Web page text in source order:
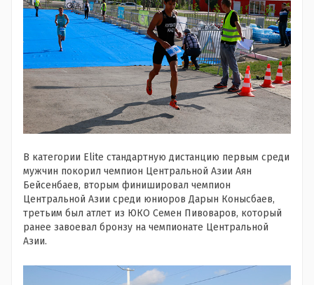
В категории Elite стандартную дистанцию первым среди
мужчин покорил чемпион Центральной Азии Аян
Бейсенбаев, вторым финишировал чемпион
Центральной Азии среди юниоров Дарын Конысбаев,
третьим был атлет из ЮКО Семен Пивоваров, который
ранее завоевал бронзу на чемпионате Центральной
Азии.